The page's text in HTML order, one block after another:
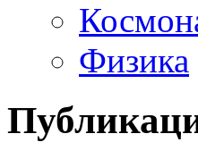
Физика